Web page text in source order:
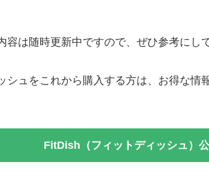
容は随時更新中ですので、ぜひ参考にし
シュをこれから購入する方は、お得な情
FitDish（フィットディッシュ）